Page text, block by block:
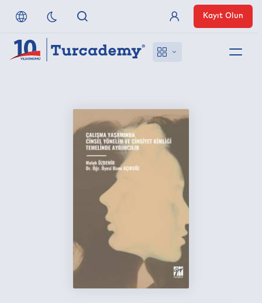
Anlaşmalı Yayınevleri
Üye Girişi
Kayıt Olun